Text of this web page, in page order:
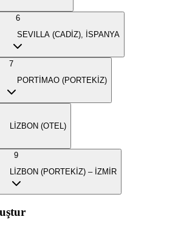
6
SEVILLA (CADİZ), İSPANYA
7
PORTİMAO (PORTEKİZ)
LİZBON (OTEL)
9
LİZBON (PORTEKİZ) – İZMİR